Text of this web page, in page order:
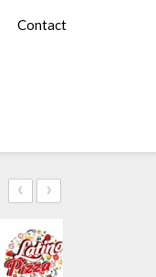
Contact
‹ ›